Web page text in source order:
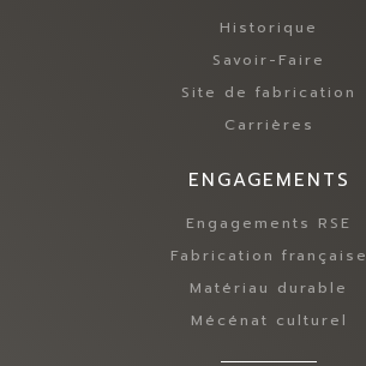
Historique
Savoir-Faire
Site de fabrication
Carrières
ENGAGEMENTS
Engagements RSE
Fabrication française
Matériau durable
Mécénat culturel